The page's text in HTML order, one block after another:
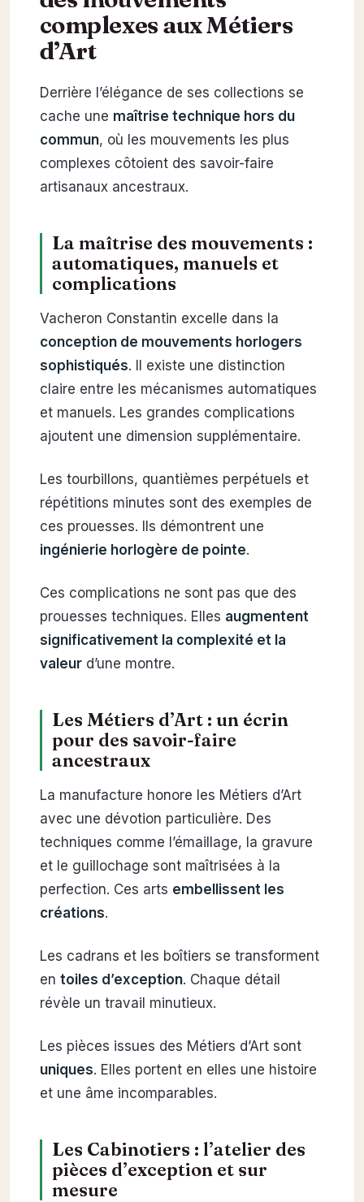
complexes aux Métiers
d’Art
Derrière l’élégance de ses collections se
cache une maîtrise technique hors du
commun, où les mouvements les plus
complexes côtoient des savoir-faire
artisanaux ancestraux.
La maîtrise des mouvements :
automatiques, manuels et
complications
Vacheron Constantin excelle dans la
conception de mouvements horlogers
sophistiqués. Il existe une distinction
claire entre les mécanismes automatiques
et manuels. Les grandes complications
ajoutent une dimension supplémentaire.
Les tourbillons, quantièmes perpétuels et
répétitions minutes sont des exemples de
ces prouesses. Ils démontrent une
ingénierie horlogère de pointe.
Ces complications ne sont pas que des
prouesses techniques. Elles augmentent
significativement la complexité et la
valeurd’une montre.
Les Métiers d’Art : un écrin
pour des savoir-faire
ancestraux
La manufacture honore les Métiers d’Art
avec une dévotion particulière. Des
techniques comme l’émaillage, la gravure
et le guillochage sont maîtrisées à la
perfection. Ces arts embellissent les
créations.
Les cadrans et les boîtiers se transforment
en toiles d’exception. Chaque détail
révèle un travail minutieux.
Les pièces issues des Métiers d’Art sont
uniques. Elles portent en elles une histoire
et une âme incomparables.
Les Cabinotiers : l’atelier des
pièces d’exception et sur
mesure